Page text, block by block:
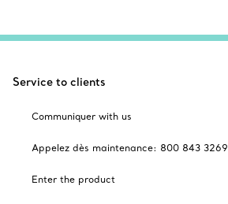
Service to clients
Communiquer with us
Appelez dès maintenance: 800 843 3269
Enter the product